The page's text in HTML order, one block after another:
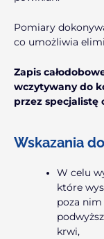
Pomiary
co umożliwia
Zapis
wczytywany do
przez specjalistę
Wskazania
W celu
które
poza
krwi,